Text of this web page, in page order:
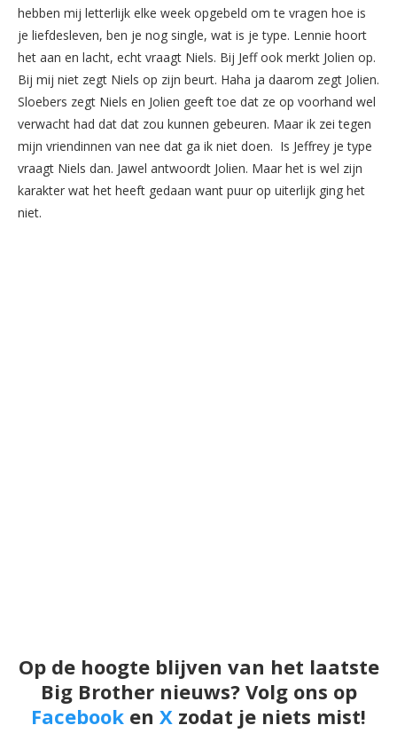
hebben mij letterlijk elke week opgebeld om te vragen hoe is
je liefdesleven, ben je nog single, wat is je type. Lennie hoort
het aan en lacht, echt vraagt Niels. Bij Jeff ook merkt Jolien op.
Bij mij niet zegt Niels op zijn beurt. Haha ja daarom zegt Jolien.
Sloebers zegt Niels en Jolien geeft toe dat ze op voorhand wel
verwacht had dat dat zou kunnen gebeuren. Maar ik zei tegen
mijn vriendinnen van nee dat ga ik niet doen. Is Jeffrey je type
vraagt Niels dan. Jawel antwoordt Jolien. Maar het is wel zijn
karakter wat het heeft gedaan want puur op uiterlijk ging het
niet.
Op de hoogte blijven van het laatste
Big Brother nieuws? Volg ons op
Facebook en X zodat je niets mist!